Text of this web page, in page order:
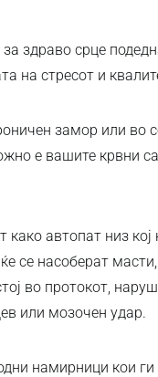
здраво срце
на стресот и
замор или во
е вашите крвни
автопат низ кој
се насоберат
во протокот,
или мозочен удар.
намирници кои